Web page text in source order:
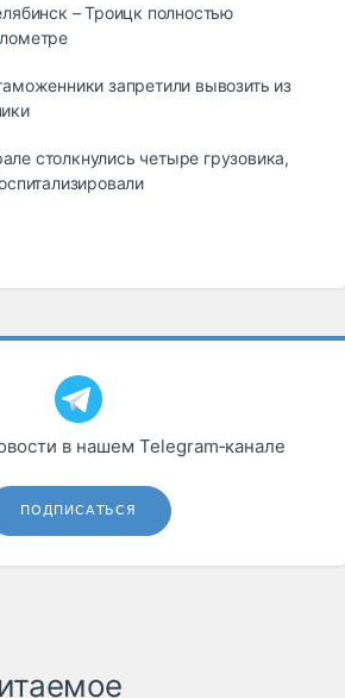
– Троицк полностью
запретили вывозить из
столкнулись четыре грузовика,
в нашем Telegram‑канале
ПОДПИСАТЬСЯ